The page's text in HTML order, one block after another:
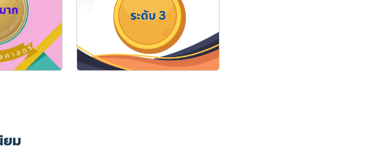
ยม